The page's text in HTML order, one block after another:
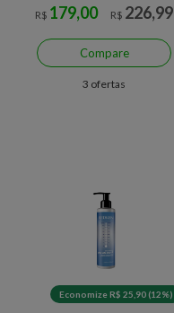
R$ 179,00
R$ 226,99
Compare
3 ofertas
Economize R$ 25,90 (12%)